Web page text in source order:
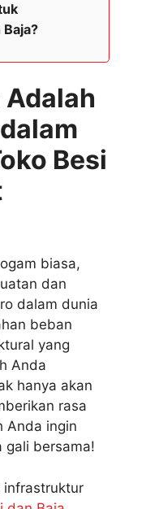
Adalah
Besi
biasa,
dan
dalam dunia
beban
yang
Anda
hanya akan
rasa
Anda ingin
gali bersama!
infrastruktur